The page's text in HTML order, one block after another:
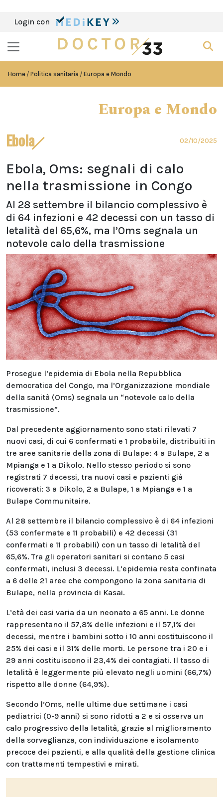
Login con
Home Politica sanitaria Europa e Mondo
Europa e Mondo
Ebola 02/10/2025
Ebola, Oms: segnali di calo
nella trasmissione in Congo
Al 28 settembre il bilancio complessivo è
di 64 infezioni e 42 decessi con un tasso di
letalità del 65,6%, ma l’Oms segnala un
notevole calo della trasmissione
Prosegue l’epidemia di Ebola nella Repubblica
democratica del Congo, ma l’Organizzazione mondiale
della sanità (Oms) segnala un “notevole calo della
trasmissione”.
Dal precedente aggiornamento sono stati rilevati 7
nuovi casi, di cui 6 confermati e 1 probabile, distribuiti in
tre aree sanitarie della zona di Bulape: 4 a Bulape, 2 a
Mpianga e 1 a Dikolo. Nello stesso periodo si sono
registrati 7 decessi, tra nuovi casi e pazienti già
ricoverati: 3 a Dikolo, 2 a Bulape, 1 a Mpianga e 1 a
Bulape Communitaire.
Al 28 settembre il bilancio complessivo è di 64 infezioni
(53 confermate e 11 probabili) e 42 decessi (31
confermati e 11 probabili) con un tasso di letalità del
65,6%. Tra gli operatori sanitari si contano 5 casi
confermati, inclusi 3 decessi. L’epidemia resta confinata
a 6 delle 21 aree che compongono la zona sanitaria di
Bulape, nella provincia di Kasai.
L’età dei casi varia da un neonato a 65 anni. Le donne
rappresentano il 57,8% delle infezioni e il 57,1% dei
decessi, mentre i bambini sotto i 10 anni costituiscono il
25% dei casi e il 31% delle morti. Le persone tra i 20 e i
29 anni costituiscono il 23,4% dei contagiati. Il tasso di
letalità è leggermente più elevato negli uomini (66,7%)
rispetto alle donne (64,9%).
Secondo l’Oms, nelle ultime due settimane i casi
pediatrici (0-9 anni) si sono ridotti a 2 e si osserva un
calo progressivo della letalità, grazie al miglioramento
della sorveglianza, con individuazione e isolamento
precoce dei pazienti, e alla qualità della gestione clinica
con trattamenti tempestivi e mirati.